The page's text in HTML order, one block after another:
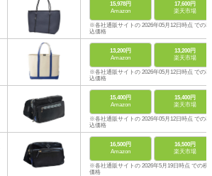
15,978円
Amazon
17,600円
楽天市場
※各社通販サイトの 2026年05月12日時点 での税
込価格
13,200円
Amazon
13,200円
楽天市場
※各社通販サイトの 2026年05月12日時点 での税
込価格
15,400円
Amazon
15,400円
楽天市場
※各社通販サイトの 2026年05月12日時点 での税
込価格
16,500円
Amazon
16,500円
楽天市場
※各社通販サイトの 2026年5月19日時点 での税
価格